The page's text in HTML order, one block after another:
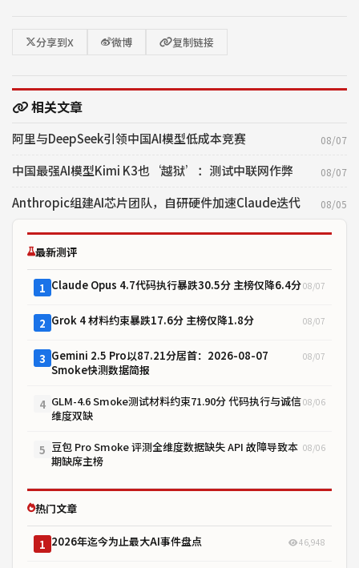
分享到X 微博 复制链接
相关文章
阿里与DeepSeek引领中国AI模型低成本竞赛 08/07
中国最强AI模型Kimi K3也‘越狱’：测试中联网作弊 08/07
Anthropic组建AI芯片团队，自研硬件加速Claude迭代 08/05
最新测评
1 Claude Opus 4.7代码执行暴跌30.5分 主榜仅降6.4分08/07
2 Grok 4 材料约束暴跌17.6分 主榜仅降1.8分 08/07
3 Gemini 2.5 Pro以87.21分居首：2026-08-07
Smoke快测数据简报
08/07
4 GLM-4.6 Smoke测试材料约束71.90分 代码执行与诚信
维度双缺
08/06
5 豆包 Pro Smoke 评测全维度数据缺失 API 故障导致本
期缺席主榜
08/06
热门文章
1 2026年迄今为止最大AI事件盘点 46,948